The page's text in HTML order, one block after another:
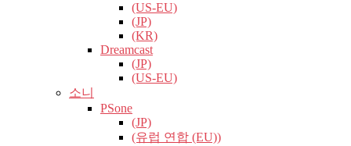
(US-EU)
(JP)
(KR)
Dreamcast
(JP)
(US-EU)
소니
PSone
(JP)
(유럽​​ 연합 (EU))